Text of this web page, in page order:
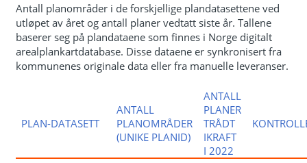
Antall planområder i de forskjellige plandatasettene ved
utløpet av året og antall planer vedtatt siste år. Tallene
baserer seg på plandataene som finnes i Norge digitalt
arealplankartdatabase. Disse dataene er synkronisert fra
kommunenes originale data eller fra manuelle leveranser.
PLAN-DATASETT
ANTALL
PLANOMRÅDER
(UNIKE PLANID)
ANTALL
PLANER
TRÅDT
IKRAFT
I 2022